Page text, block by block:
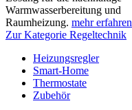
Warmwasserbereitung und
Raumheizung. mehr erfahren
Zur Kategorie Regeltechnik
Heizungsregler
Smart-Home
Thermostate
Zubehör